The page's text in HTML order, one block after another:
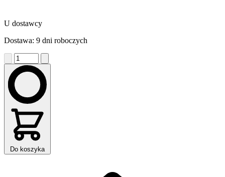
U dostawcy
Dostawa: 9 dni roboczych
Do koszyka